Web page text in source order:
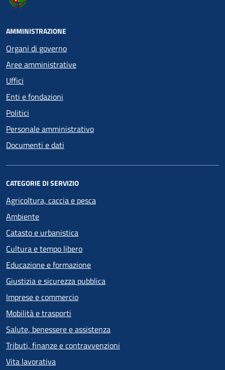
AMMINISTRAZIONE
Organi di governo
Aree amministrative
Uffici
Enti e fondazioni
Politici
Personale amministrativo
Documenti e dati
CATEGORIE DI SERVIZIO
Agricoltura, caccia e pesca
Ambiente
Catasto e urbanistica
Cultura e tempo libero
Educazione e formazione
Giustizia e sicurezza pubblica
Imprese e commercio
Mobilità e trasporti
Salute, benessere e assistenza
Tributi, finanze e contravvenzioni
Vita lavorativa